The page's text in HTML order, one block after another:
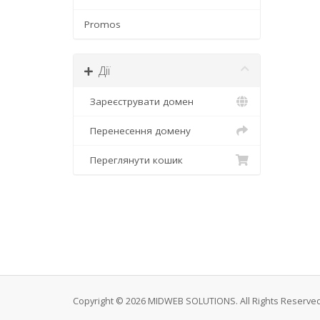
Promos
Дії
Зареєструвати домен
Перенесення домену
Переглянути кошик
Copyright © 2026 MIDWEB SOLUTIONS. All Rights